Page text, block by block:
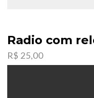
Radio com
R$ 25,00